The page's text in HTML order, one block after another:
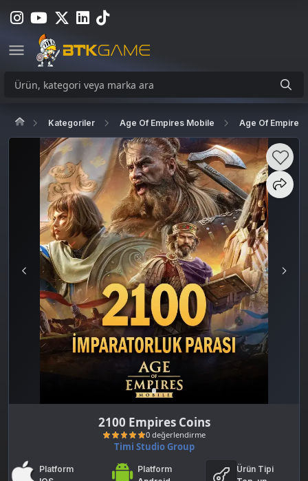
Kategoriler Age Of Empires Mobile Age Of Empires
2100 Empires Coins
Timi Studio Group
Platform
Platform
Ürün Tipi